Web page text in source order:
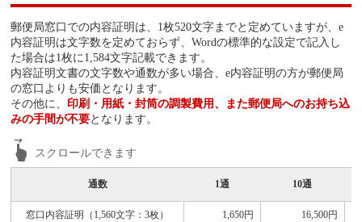
郵便局窓口での内容証明は、1枚520文字までと定めていますが、e
内容証明は文字数を定めておらず、Wordの標準的な設定で記入し
た場合は1枚に1,584文字記載できます。
内容証明文書の文字数や通数が多い場合、e内容証明の方が郵便局
の窓口よりも安価となります。
その他に、 印刷・用紙・封筒の調製費用、また郵便局へのお持ち込
みの手間が不要となります。
通数 1通 10通
窓口内容証明（1,560文字：3枚） 1,650円 16,500円